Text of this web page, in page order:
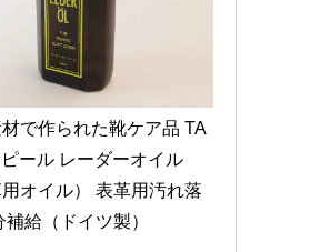
で作られた靴ケア品 TA
ール レーダーオイル
用オイル） 表革用汚れ落
補給（ドイツ製）